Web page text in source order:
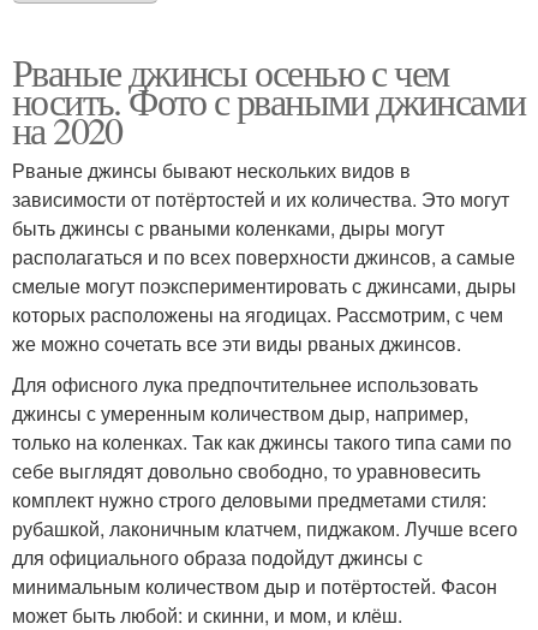
Рваные джинсы осенью с чем
носить. Фото с рваными джинсами
на 2020
Рваные джинсы бывают нескольких видов в
зависимости от потёртостей и их количества. Это могут
быть джинсы с рваными коленками, дыры могут
располагаться и по всех поверхности джинсов, а самые
смелые могут поэкспериментировать с джинсами, дыры
которых расположены на ягодицах. Рассмотрим, с чем
же можно сочетать все эти виды рваных джинсов.
Для офисного лука предпочтительнее использовать
джинсы с умеренным количеством дыр, например,
только на коленках. Так как джинсы такого типа сами по
себе выглядят довольно свободно, то уравновесить
комплект нужно строго деловыми предметами стиля:
рубашкой, лаконичным клатчем, пиджаком. Лучше всего
для официального образа подойдут джинсы с
минимальным количеством дыр и потёртостей. Фасон
может быть любой: и скинни, и мом, и клёш.